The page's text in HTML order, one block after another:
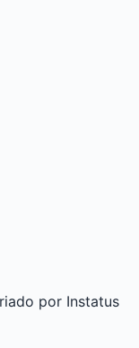
por Instatus